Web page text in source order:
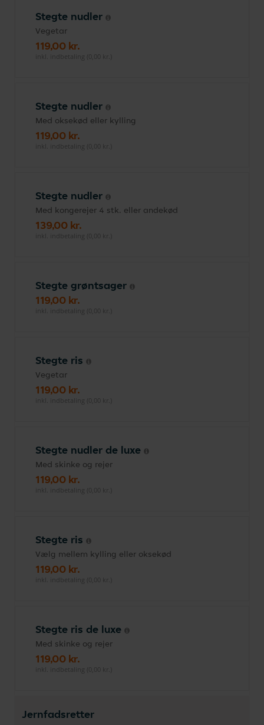
Stegte nudler
Vegetar
119,00 kr.
inkl. indbetaling (0,00 kr.)
Stegte nudler
Med oksekød eller kylling
119,00 kr.
inkl. indbetaling (0,00 kr.)
Stegte nudler
Med kongerejer 4 stk. eller andekød
139,00 kr.
inkl. indbetaling (0,00 kr.)
Stegte grøntsager
119,00 kr.
inkl. indbetaling (0,00 kr.)
Stegte ris
Vegetar
119,00 kr.
inkl. indbetaling (0,00 kr.)
Stegte nudler de luxe
Med skinke og rejer
119,00 kr.
inkl. indbetaling (0,00 kr.)
Stegte ris
Vælg mellem kylling eller oksekød
119,00 kr.
inkl. indbetaling (0,00 kr.)
Stegte ris de luxe
Med skinke og rejer
119,00 kr.
inkl. indbetaling (0,00 kr.)
Jernfadsretter